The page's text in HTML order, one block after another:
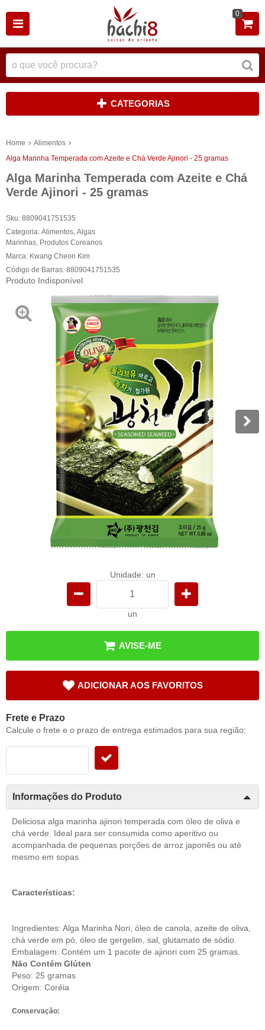
0
CATEGORIAS
Home
Alimentos
Alga Marinha Temperada com Azeite e Chá Verde Ajinori - 25 gramas
Alga Marinha Temperada com Azeite e Chá
Verde Ajinori - 25 gramas
Sku: 8809041751535
Categoria: Alimentos Algas
Marinhas Produtos Coreanos
Marca: Kwang Cheon Kim
Código de Barras: 8809041751535
Produto Indisponível
Unidade: un
un
AVISE-ME
ADICIONAR AOS FAVORITOS
Frete e Prazo
Calcule o frete e o prazo de entrega estimados para sua região:
Informações do Produto
Deliciosa alga marinha ajinori temperada com óleo de oliva e
chá verde. Ideal para ser consumida como aperitivo ou
acompanhada de pequenas porções de arroz japonês ou até
mesmo em sopas.
Características:
Ingredientes: Alga Marinha Nori, óleo de canola, azeite de oliva,
chá verde em pó, óleo de gergelim, sal, glutamato de sódio.
Embalagem: Contém um 1 pacote de ajinori com 25 gramas.
Não Contém Glúten
Peso: 25 gramas
Origem: Coréia
Conservação: